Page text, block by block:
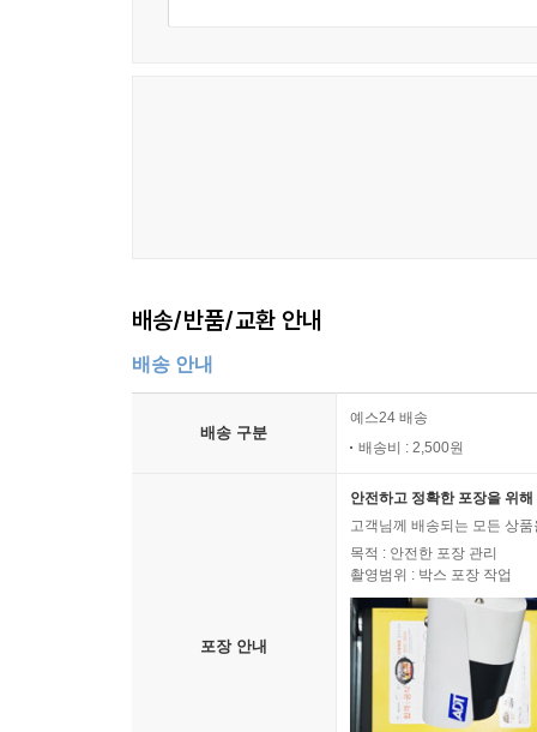
배송/반품/교환 안내
배송 안내
배송 구분
예스24 배송
배송비 : 2,500원
포장 안내
안전하고 정확한 포장을 위
고객님께 배송되는 모든 상
목적 : 안전한 포장 관리
촬영범위 : 박스 포장 작업